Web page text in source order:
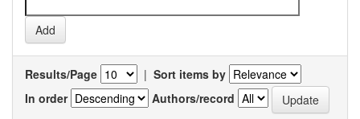
Results/Page | Sort items by
In order
Authors/record